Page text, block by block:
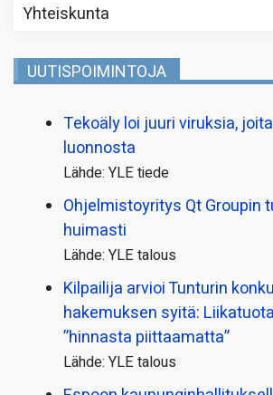
Yhteiskunta
UUTISPOIMINTOJA
Tekoäly loi juuri viruksia,
luonnosta
Lähde: YLE tiede
Ohjelmistoyritys Qt Groupin
huimasti
Lähde: YLE talous
Kilpailija arvioi Tunturin
hakemuksen syitä:
”hinnasta piittaamatta”
Lähde: YLE talous